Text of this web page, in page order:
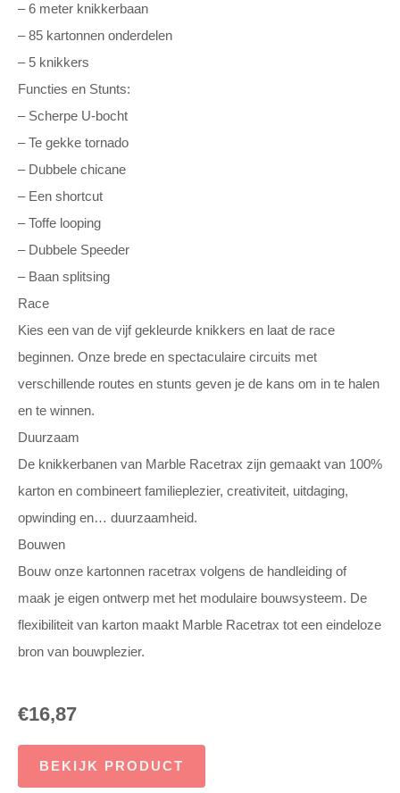
– 6 meter knikkerbaan
– 85 kartonnen onderdelen
– 5 knikkers
Functies en Stunts:
– Scherpe U-bocht
– Te gekke tornado
– Dubbele chicane
– Een shortcut
– Toffe looping
– Dubbele Speeder
– Baan splitsing
Race
Kies een van de vijf gekleurde knikkers en laat de race
beginnen. Onze brede en spectaculaire circuits met
verschillende routes en stunts geven je de kans om in te halen
en te winnen.
Duurzaam
De knikkerbanen van Marble Racetrax zijn gemaakt van 100%
karton en combineert familieplezier, creativiteit, uitdaging,
opwinding en… duurzaamheid.
Bouwen
Bouw onze kartonnen racetrax volgens de handleiding of
maak je eigen ontwerp met het modulaire bouwsysteem. De
flexibiliteit van karton maakt Marble Racetrax tot een eindeloze
bron van bouwplezier.
€16,87
BEKIJK PRODUCT